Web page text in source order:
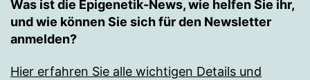
Was ist die Epigenetik-News, wie helfen Sie ihr,
und wie können Sie sich für den Newsletter
anmelden?
Hier erfahren Sie alle wichtigen Details und